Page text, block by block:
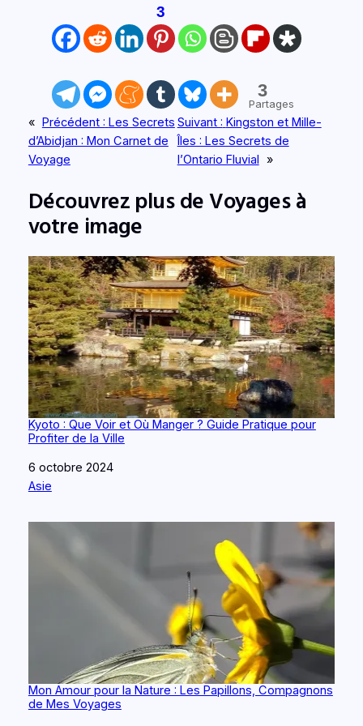
3
3
Partages
« Précédent : Les Secrets
d’Abidjan : Mon Carnet de
Voyage
Suivant : Kingston et Mille-
Îles : Les Secrets de
l’Ontario Fluvial »
Découvrez plus de Voyages à
votre image
Kyoto : Que Voir et Où Manger ? Guide Pratique pour
Profiter de la Ville
Date
6 octobre 2024
Par rapport à
Asie
Mon Amour pour la Nature : Les Papillons, Compagnons
de Mes Voyages